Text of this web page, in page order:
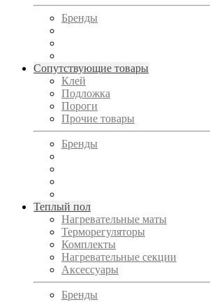
Бренды
Сопутствующие товары
Клей
Подложка
Пороги
Прочие товары
Бренды
Теплый пол
Нагревательные маты
Терморегуляторы
Комплекты
Нагревательные секции
Аксессуары
Бренды